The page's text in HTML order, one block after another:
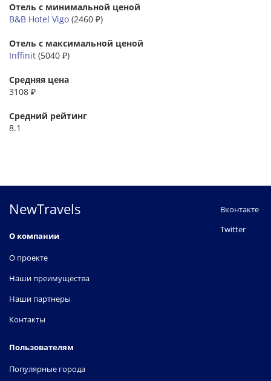
Отель с минимальной ценой
B&B Hotel Vigo (2460 ₽)
Отель с максимальной ценой
Inffinit (5040 ₽)
Средняя цена
3108 ₽
Средний рейтинг
8.1
NewTravels
О компании
О проекте
Наши преимущества
Наши партнеры
Контакты
Пользователям
Популярные города
Вконтакте
Twitter